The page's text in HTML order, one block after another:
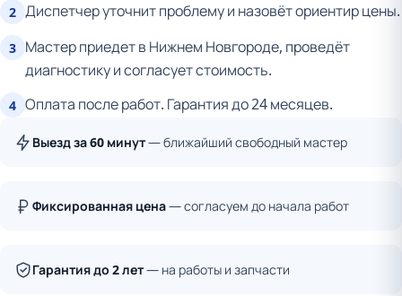
2 Диспетчер уточнит проблему и назовёт ориентир цены.
3 Мастер приедет в Нижнем Новгороде, проведёт
диагностику и согласует стоимость.
4 Оплата после работ. Гарантия до 24 месяцев.
Выезд за 60 минут— ближайший свободный мастер
Фиксированная цена— согласуем до начала работ
Гарантия до 2 лет— на работы и запчасти